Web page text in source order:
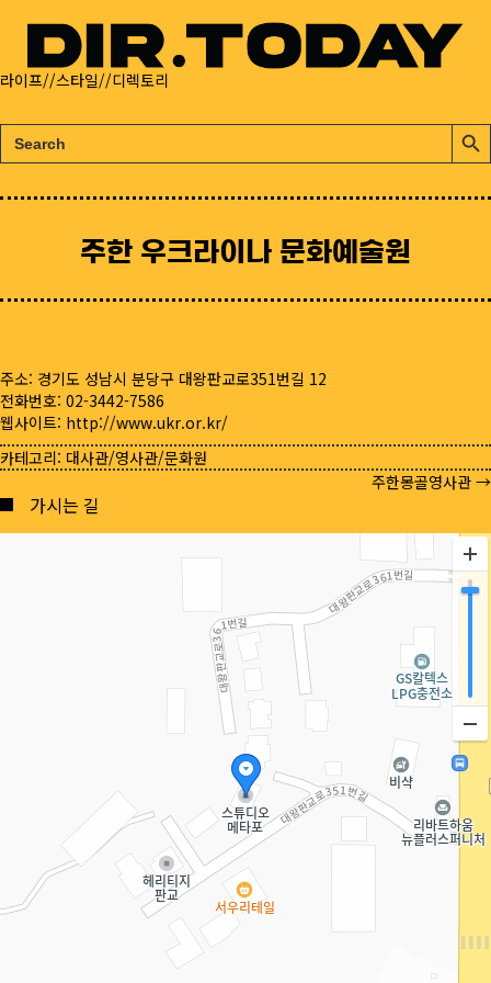
라이프//스타일//디렉토리
검
색:
검
색
튼
주한 우크라이나 문화예술원
주소: 경기도 성남시 분당구 대왕판교로351번길 12
전화번호: 02-3442-7586
웹사이트: http://www.ukr.or.kr/
카테고리: 대사관/영사관/문화원
Posts
navigation
주한몽골영사관 →
가시는 길